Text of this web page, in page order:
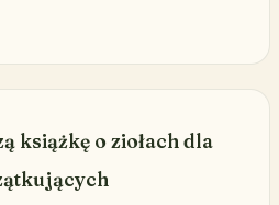
książkę o ziołach dla